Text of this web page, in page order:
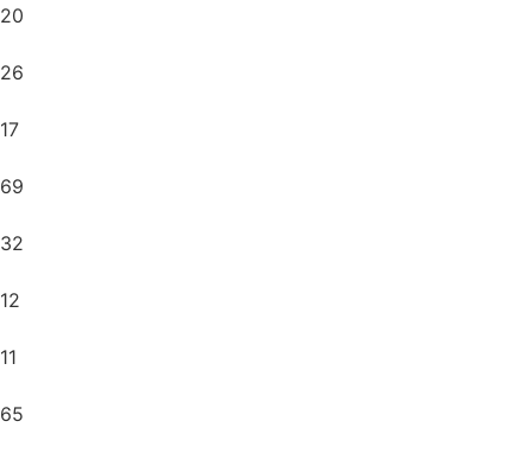
20
26
17
69
32
12
11
65